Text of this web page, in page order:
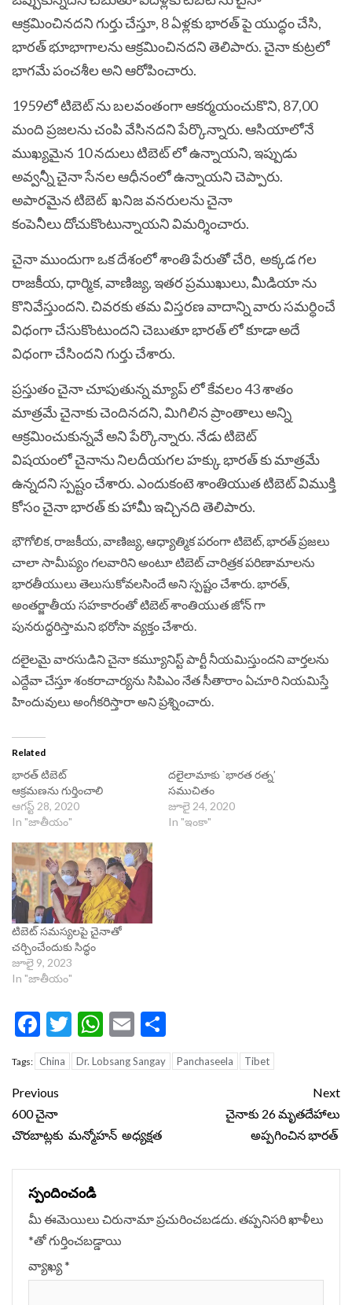
ఆక్రమించినదని గుర్తు చేస్తూ, 8 ఏళ్లకు భారత్ పై యుద్ధం చేసి,
భారత్ భూభాగాలను ఆక్రమించినదని తెలిపారు. చైనా కుట్రలో
భాగమే పంచశీల అని ఆరోపించారు.
1959లో టిబెట్ ను బలవంతంగా ఆకర్మయంచుకొని, 87,00
మంది ప్రజలను చంపి వేసినదని పేర్కొన్నారు. ఆసియాలోనే
ముఖ్యమైన 10 నదులు టిబెట్ లో ఉన్నాయని, ఇప్పుడు
అవ్వన్నీ చైనా సేనల ఆధీనంలో ఉన్నాయని చెప్పారు.
అపారమైన టిబెట్ ఖనిజ వనరులను చైనా
కంపెనీలు దోచుకొంటున్నాయని విమర్శించారు.
చైనా ముందుగా ఒక దేశంలో శాంతి పేరుతో చేరి, అక్కడ గల
రాజకీయ, ధార్మిక, వాణిజ్య, ఇతర ప్రముఖులు, మీడియా ను
కొనివేస్తుందని. చివరకు తమ విస్తరణ వాదాన్ని వారు సమర్ధించే
విధంగా చేసుకొంటుందని చెబుతూ భారత్ లో కూడా అదే
విధంగా చేసిందని గుర్తు చేశారు.
ప్రస్తుతం చైనా చూపుతున్న మ్యాప్ లో కేవలం 43 శాతం
మాత్రమే చైనాకు చెందినదని, మిగిలిన ప్రాంతాలు అన్ని
ఆక్రమించుకున్నవే అని పేర్కొన్నారు. నేడు టిబెట్
విషయంలో చైనాను నిలదీయగల హక్కు భారత్ కు మాత్రమే
ఉన్నదని స్పష్టం చేశారు. ఎందుకంటె శాంతియుత టిబెట్ విముక్తి
కోసం చైనా భారత్ కు హామీ ఇచ్చినది తెలిపారు.
భౌగోలిక, రాజకీయ, వాణిజ్య, ఆధ్యాత్మిక పరంగా టిబెట్, భారత్ ప్రజలు
చాలా సామీప్యం గలవారిని అంటూ టిబెట్ చారిత్రక పరిణామాలను
భారతీయులు తెలుసుకోవలసిందే అని స్పష్టం చేశారు. భారత్,
అంతర్జాతీయ సహకారంతో టిబెట్ శాంతియుత జోన్ గా
పునరుద్ధరిస్తామని భరోసా వ్యక్తం చేశారు.
దలైలమై వారసుడిని చైనా కమ్యూనిస్ట్ పార్టీ నీయమిస్తుందని వార్తలను
ఎద్దేవా చేస్తూ శంకరాచార్యను సిపిఎం నేత సీతారాం ఏచూరి నియమిస్తే
హిందువులు అంగీకరిస్తారా అని ప్రశ్నించారు.
Related
భారత్ టిబెట్
ఆక్రమణను గుర్తించాలి
ఆగస్ట్ 28, 2020
In "జాతీయం"
దలైలామాకు `భారత రత్న’
సముచితం
జూలై 24, 2020
In "ఇంకా"
టిబెట్‌ సమస్యలపై చైనాతో
చర్చించేందుకు సిద్ధం
జూలై 9, 2023
In "జాతీయం"
Facebook
Twitter
WhatsApp
Email
Tags: China Dr. Lobsang Sangay Panchaseela Tibet
Continue
Reading
Previous
600 చైనా
చొరబాట్లకు మన్మోహన్ అధ్యక్షత
Next
చైనాకు 26 మృతదేహాలు
అప్పగించిన భారత్
స్పందించండి
మీ ఈమెయిలు చిరునామా ప్రచురించబడదు. తప్పనిసరి ఖాళీలు
*‌తో గుర్తించబడ్డాయి
వ్యాఖ్య*